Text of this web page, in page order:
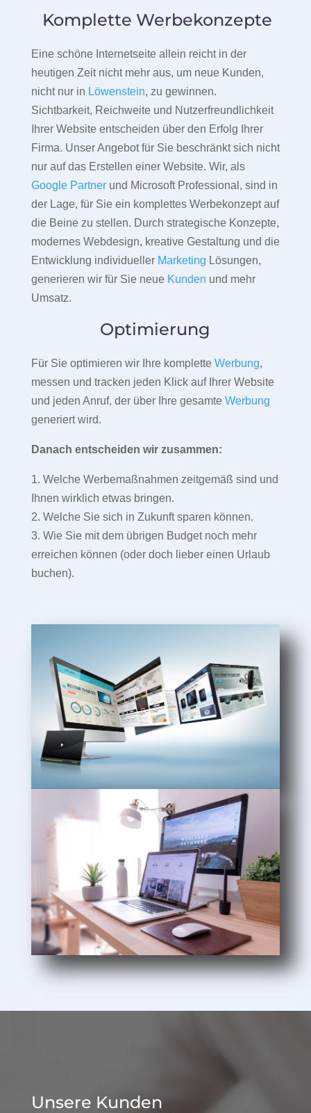
Komplette Werbekonzepte
Eine schöne Internetseite allein reicht in der
heutigen Zeit nicht mehr aus, um neue Kunden,
nicht nur in Löwenstein, zu gewinnen.
Sichtbarkeit, Reichweite und Nutzerfreundlichkeit
Ihrer Website entscheiden über den Erfolg Ihrer
Firma. Unser Angebot für Sie beschränkt sich nicht
nur auf das Erstellen einer Website. Wir, als
Google Partnerund Microsoft Professional, sind in
der Lage, für Sie ein komplettes Werbekonzept auf
die Beine zu stellen. Durch strategische Konzepte,
modernes Webdesign, kreative Gestaltung und die
Entwicklung individueller Marketing Lösungen,
generieren wir für Sie neue Kunden und mehr
Umsatz.
Optimierung
Für Sie optimieren wir Ihre komplette Werbung,
messen und tracken jeden Klick auf Ihrer Website
und jeden Anruf, der über Ihre gesamte Werbung
generiert wird.
Danach entscheiden wir zusammen:
1. Welche Werbemaßnahmen zeitgemäß sind und
Ihnen wirklich etwas bringen.
2. Welche Sie sich in Zukunft sparen können.
3. Wie Sie mit dem übrigen Budget noch mehr
erreichen können (oder doch lieber einen Urlaub
buchen).
Unsere Kunden